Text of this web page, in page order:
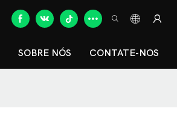
SOBRE NÓS CONTATE-NOS